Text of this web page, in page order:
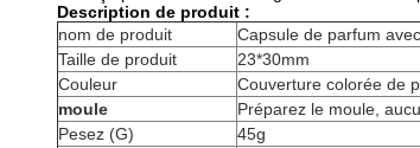
Description de produit :
nom de produit
Capsule de parfum
Taille de produit
23*30mm
Couleur
Couverture colorée de
moule
Préparez le moule,
Pesez (G)
45g